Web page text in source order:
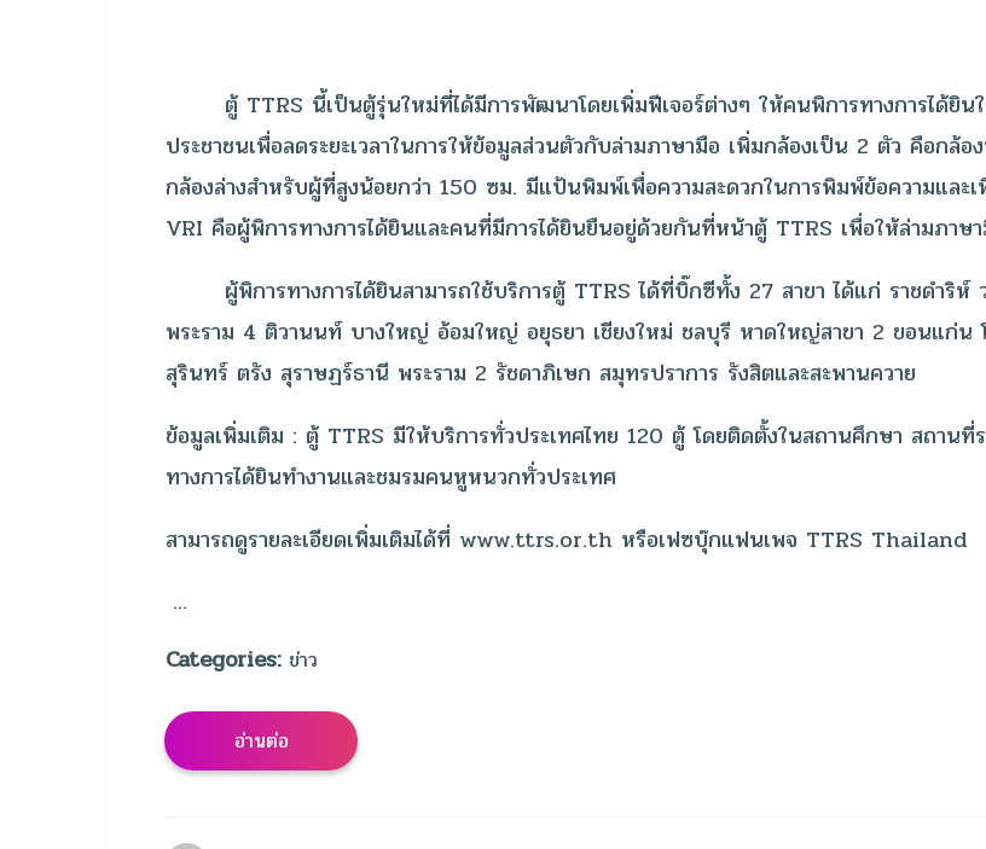
ตู้ TTRS นี้เป็นตู้รุ่นใหม่ที่ได้มีการพัฒนาโดยเพิ่มฟีเจอร์ต่างๆ ให้คนพิการทางการได้ยินใ
ประชาชนเพื่อลดระยะเวลาในการให้ข้อมูลส่วนตัวกับล่ามภาษามือ เพิ่มกล้องเป็น 2 ตัว คือกล้
กล้องล่างสำหรับผู้ที่สูงน้อยกว่า 150 ซม. มีแป้นพิมพ์เพื่อความสะดวกในการพิมพ์ข้อความและ
VRI คือผู้พิการทางการได้ยินและคนที่มีการได้ยินยืนอยู่ด้วยกันที่หน้าตู้ TTRS เพื่อให้ล่ามภาษ
ผู้พิการทางการได้ยินสามารถใช้บริการตู้ TTRS ได้ที่บิ๊กซีทั้ง 27 สาขา ได้แก่ ราชดำริห์
พระราม 4 ติวานนท์ บางใหญ่ อ้อมใหญ่ อยุธยา เชียงใหม่ ชลบุรี หาดใหญ่สาขา 2 ขอนแ
สุรินทร์ ตรัง สุราษฏร์ธานี พระราม 2 รัชดาภิเษก สมุทรปราการ รังสิตและสะพานควาย
ข้อมูลเพิ่มเติม : ตู้ TTRS มีให้บริการทั่วประเทศไทย 120 ตู้ โดยติดตั้งในสถานศึกษา สถาน
ทางการได้ยินทำงานและชมรมคนหูหนวกทั่วประเทศ
สามารถดูรายละเอียดเพิ่มเติมได้ที่ www.ttrs.or.th หรือเฟซบุ๊กแฟนเพจ TTRS Thailand
…
Categories: ข่าว
อ่านต่อ